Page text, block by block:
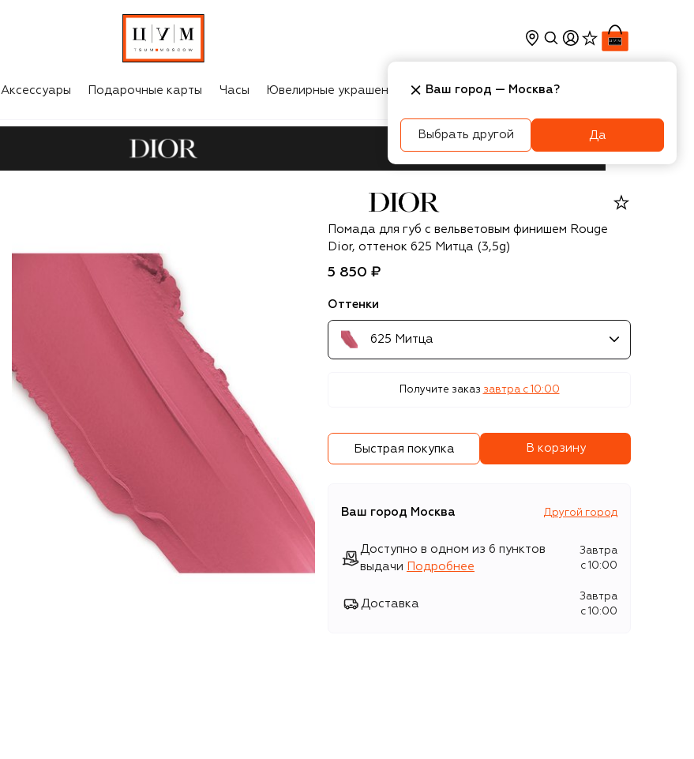
Аксессуары Подарочные карты Часы Ювелирные украшения Косметика Интерьер
Dior
Помада для губ с вельветовым финишем Rouge
Dior, оттенок 625 Митца (3,5g)
5 850 ₽
Оттенки
625 Митца
Получите заказ завтра c 10:00
Быстрая покупка В корзину
Ваш город Москва Другой город
Доступно в одном из 6 пунктов
выдачи
Подробнее
Завтра
c 10:00
Доставка
Завтра
c 10:00
Ваш город — Москва?
Выбрать другой Да